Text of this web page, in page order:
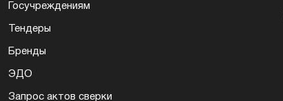
Госучреждениям
Тендеры
Бренды
ЭДО
Запрос актов сверки